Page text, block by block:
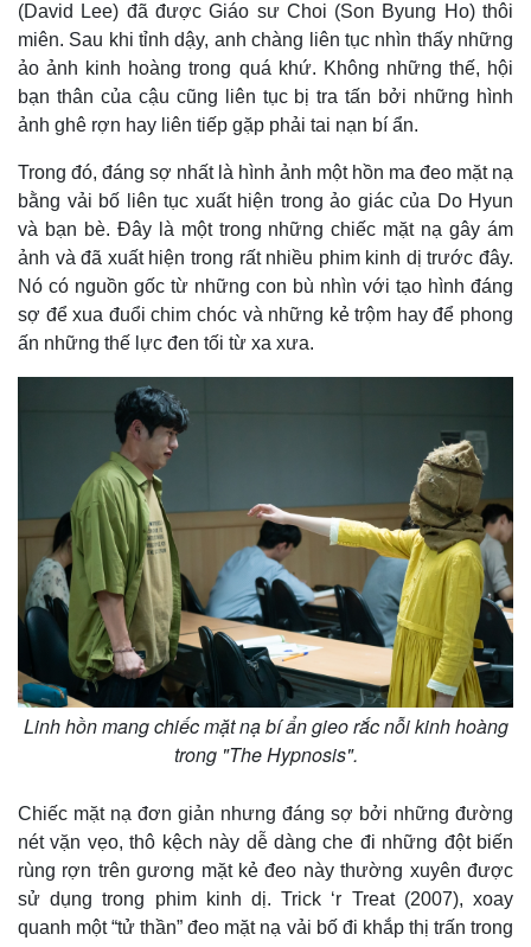
Kinh tế
Bất động sản
Khởi nghiệp
Thị trường
Giá vàng
Tiêu dùng
Tỷ giá
(David Lee) đã được Giáo sư Choi (Son Byung Ho) thôi
miên. Sau khi tỉnh dậy, anh chàng liên tục nhìn thấy những
ảo ảnh kinh hoàng trong quá khứ. Không những thế, hội
bạn thân của cậu cũng liên tục bị tra tấn bởi những hình
ảnh ghê rợn hay liên tiếp gặp phải tai nạn bí ẩn.
Trong đó, đáng sợ nhất là hình ảnh một hồn ma đeo mặt nạ
bằng vải bố liên tục xuất hiện trong ảo giác của Do Hyun
và bạn bè. Đây là một trong những chiếc mặt nạ gây ám
ảnh và đã xuất hiện trong rất nhiều phim kinh dị trước đây.
Nó có nguồn gốc từ những con bù nhìn với tạo hình đáng
sợ để xua đuổi chim chóc và những kẻ trộm hay để phong
ấn những thế lực đen tối từ xa xưa.
Linh hồn mang chiếc mặt nạ bí ẩn gieo rắc nỗi kinh hoàng
trong "The Hypnosis".
Chiếc mặt nạ đơn giản nhưng đáng sợ bởi những đường
nét vặn vẹo, thô kệch này dễ dàng che đi những đột biến
rùng rợn trên gương mặt kẻ đeo này thường xuyên được
sử dụng trong phim kinh dị. Trick ‘r Treat (2007), xoay
quanh một “tử thần” đeo mặt nạ vải bố đi khắp thị trấn trong